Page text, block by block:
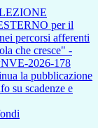
per il
percorsi afferenti
che cresce" -
2026-178
la pubblicazione
su scadenze e